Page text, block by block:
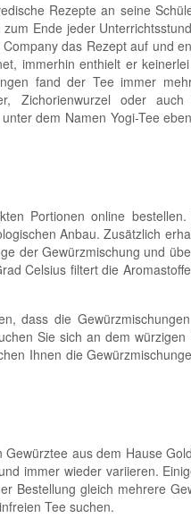
Rezepte an seine
Ende jeder
das Rezept auf und
immerhin enthielt er
fand der Tee immer
Zichorienwurzel oder
dem Namen Yogi-Tee
Portionen online
Anbau. Zusätzlich
der Gewürzmischung und
Celsius filtert die
dass die
Sie sich an dem
Ihnen die
aus dem Hause
immer wieder variieren.
Bestellung gleich mehrere
Tee suchen.